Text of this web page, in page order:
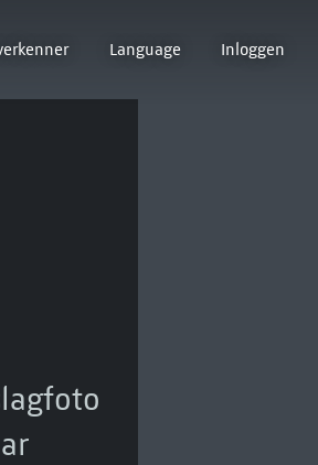
Language Inloggen